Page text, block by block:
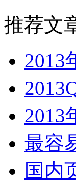
推荐文
2013
2013
最容
国内